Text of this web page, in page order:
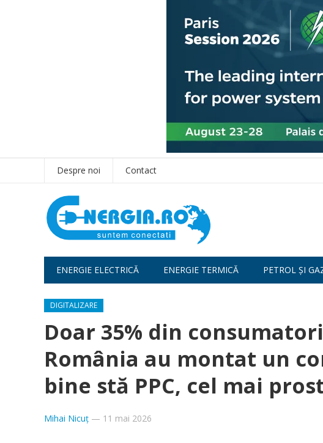
Despre noi Contact
ENERGIE ELECTRICĂ ENERGIE TERMICĂ PETROL ȘI
DIGITALIZARE
Doar 35% din
România au montat un
bine stă PPC, cel mai
Mihai Nicuț — 11 mai 2026